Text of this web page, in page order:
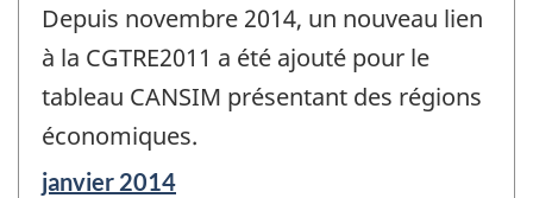
référence
de
-
Depuis novembre 2014, un nouveau lien
à la CGTRE2011 a été ajouté pour le
tableau CANSIM présentant des régions
économiques.
Période
janvier 2014